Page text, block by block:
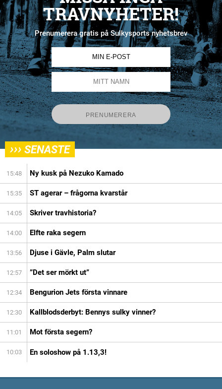
TRAVNYHETER!
Prenumerera gratis på Sulkysports nyhetsbrev
››› SENASTE
15:48 Ny kusk på Nezuko Kamado
15:35 ST agerar – frågorna kvarstår
14:05 Skriver travhistoria?
14:00 Elfte raka segern
13:56 Djuse i Gävle, Palm slutar
12:57 ”Det ser mörkt ut”
12:34 Bengurion Jets första vinnare
12:30 Kallblodsderbyt: Bennys sulky vinner?
11:01 Mot första segern?
10:03 En soloshow på 1.13,3!